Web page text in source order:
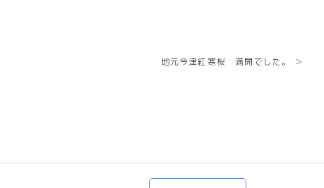
地元今津紅寒桜 満開でした。 ＞